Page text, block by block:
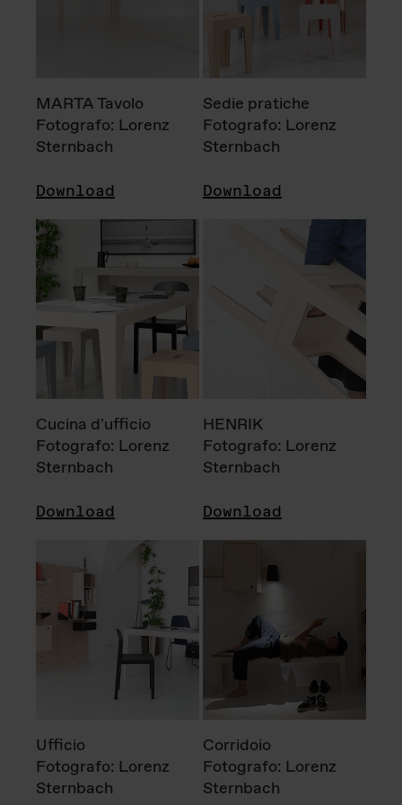
MARTA Tavolo
Fotografo: Lorenz
Sternbach
Download
Sedie pratiche
Fotografo: Lorenz
Sternbach
Download
Cucina d'ufficio
Fotografo: Lorenz
Sternbach
Download
HENRIK
Fotografo: Lorenz
Sternbach
Download
Ufficio
Fotografo: Lorenz
Sternbach
Corridoio
Fotografo: Lorenz
Sternbach